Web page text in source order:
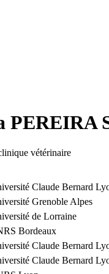
PEREIRA
vétérinaire
Claude Bernard
Grenoble Alpes
de Lorraine
Bordeaux
Claude Bernard
Claude Bernard